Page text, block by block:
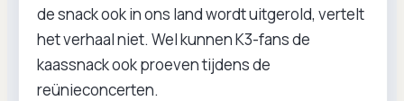
de snack ook in ons land wordt uitgerold, vertelt
het verhaal niet. Wel kunnen K3-fans de
kaassnack ook proeven tijdens de
reünieconcerten.